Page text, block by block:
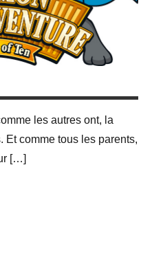
les autres ont, la
Et comme tous les parents,
[…]